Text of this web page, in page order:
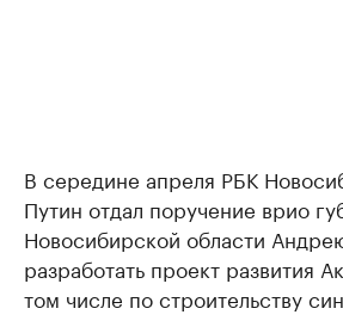
В середине апреля РБК
Путин отдал поручение врио
Новосибирской области
разработать проект развития
том числе по строительству